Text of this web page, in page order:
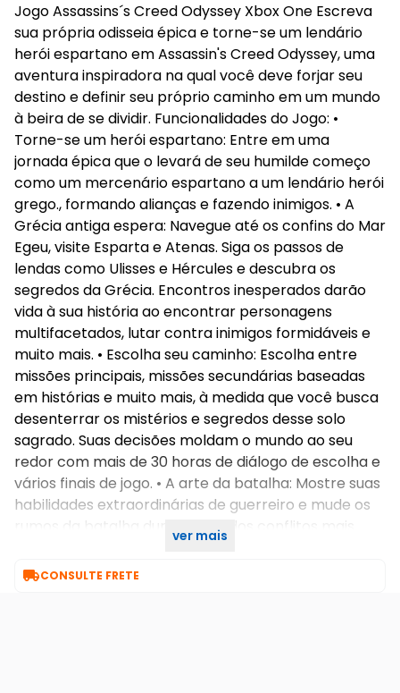
Jogo Assassins´s Creed Odyssey Xbox One Escreva
sua própria odisseia épica e torne-se um lendário
herói espartano em Assassin's Creed Odyssey, uma
aventura inspiradora na qual você deve forjar seu
destino e definir seu próprio caminho em um mundo
à beira de se dividir. Funcionalidades do Jogo: •
Torne-se um herói espartano: Entre em uma
jornada épica que o levará de seu humilde começo
como um mercenário espartano a um lendário herói
grego., formando alianças e fazendo inimigos. • A
Grécia antiga espera: Navegue até os confins do Mar
Egeu, visite Esparta e Atenas. Siga os passos de
lendas como Ulisses e Hércules e descubra os
segredos da Grécia. Encontros inesperados darão
vida à sua história ao encontrar personagens
multifacetados, lutar contra inimigos formidáveis e
muito mais. • Escolha seu caminho: Escolha entre
missões principais, missões secundárias baseadas
em histórias e muito mais, à medida que você busca
desenterrar os mistérios e segredos desse solo
sagrado. Suas decisões moldam o mundo ao seu
redor com mais de 30 horas de diálogo de escolha e
vários finais de jogo. • A arte da batalha: Mostre suas
habilidades extraordinárias de guerreiro e mude os
rumos da batalha durante um dos conflitos mais
ver mais
CONSULTE FRETE